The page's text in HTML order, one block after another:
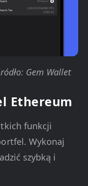
Gem Wallet
Ethereum
funkcji
Wykonaj
szybką i